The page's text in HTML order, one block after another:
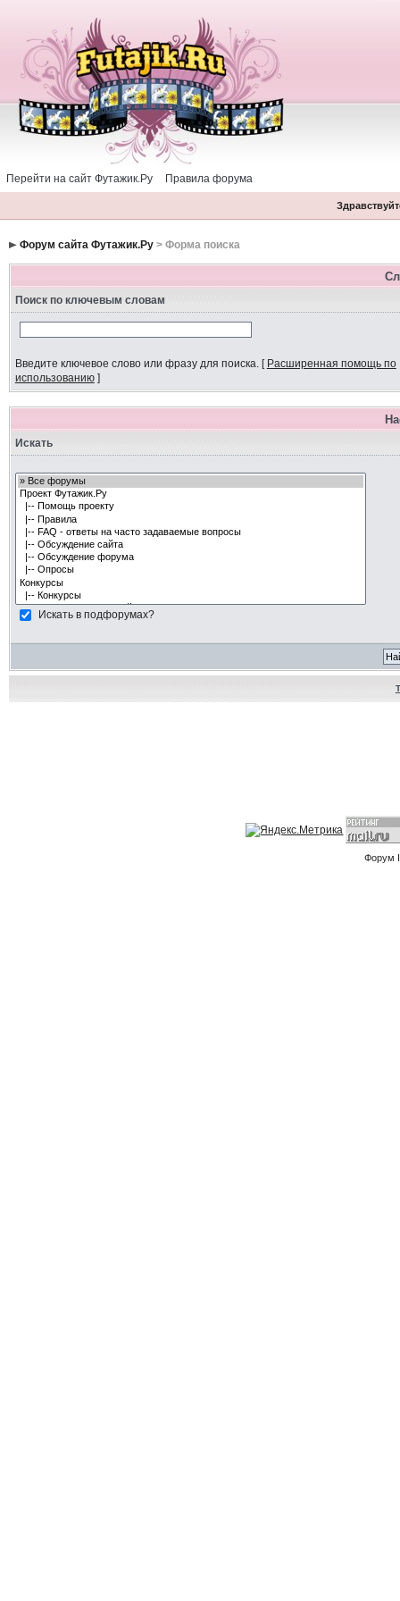
Перейти на сайт Футажик.Ру Правила форума
Форум сайта Футажик.Ру> Форма поиска
Поиск по ключевым словам
Введите ключевое слово или фразу для поиска.[ Расширенная помощь по
использованию]
Искать
Искать в подфорумах?
Форум